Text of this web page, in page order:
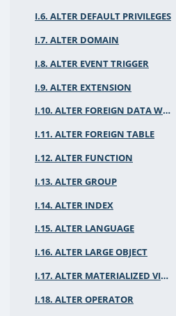
I.6. ALTER DEFAULT PRIVILEGES
I.7. ALTER DOMAIN
I.8. ALTER EVENT TRIGGER
I.9. ALTER EXTENSION
I.10. ALTER FOREIGN DATA WRAPPER
I.11. ALTER FOREIGN TABLE
I.12. ALTER FUNCTION
I.13. ALTER GROUP
I.14. ALTER INDEX
I.15. ALTER LANGUAGE
I.16. ALTER LARGE OBJECT
I.17. ALTER MATERIALIZED VIEW
I.18. ALTER OPERATOR